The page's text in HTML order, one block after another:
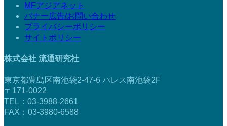
MFアジアネット
バナー広告/お問い合わせ
プライバシーポリシー
サイトポリシー
株式会社 流通研究社
東京都豊島区南池袋2-47-6 パレス南池袋2F
〒171-0022
TEL：03-3988-2661
FAX：03-3980-6588